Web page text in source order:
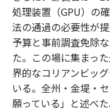
処理装置（GPU）の
法の通過の必要性が
予算と事前調査免除
た。この場に集まっ
界的なコリアンビッ
いる。全州・金堤・
願っている」と述べた